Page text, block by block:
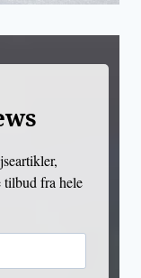
tilbud fra hele